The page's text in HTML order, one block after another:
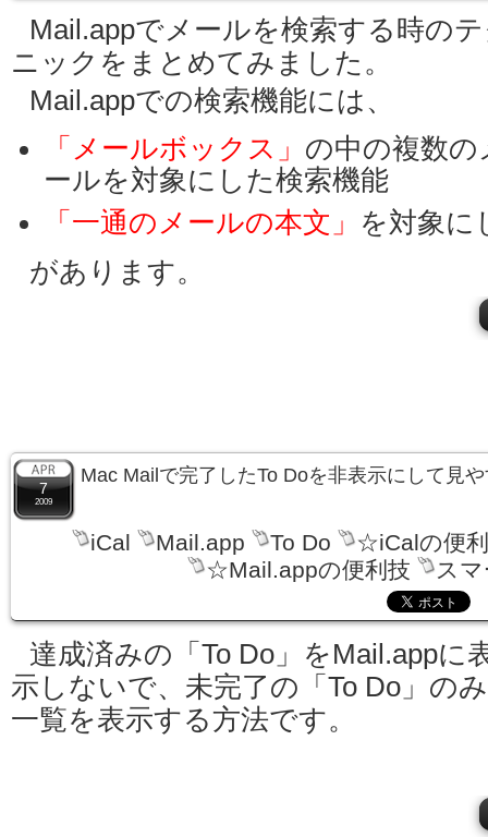
Mail.appでメールを検索する時の
ニックをまとめてみました。
Mail.appでの検索機能には、
「メールボックス」 の中の複数の
ールを対象にした検索機能
「一通のメールの本文」
を対象に
があります。
7
2009
Mac Mailで完了したTo Doを非表示にして見
iCal Mail.app To Do
☆iCalの便
☆Mail.appの便利技
ス
達成済みの「To Do」をMail.appに
示しないで、未完了の「To Do」の
一覧を表示する方法です。